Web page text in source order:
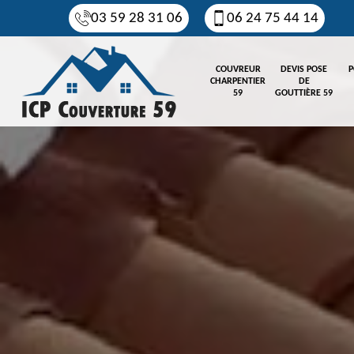
03 59 28 31 06 06 24 75 44 14
COUVREUR
CHARPENTIER
59
DEVIS POSE
DE
GOUTTIÈRE 59